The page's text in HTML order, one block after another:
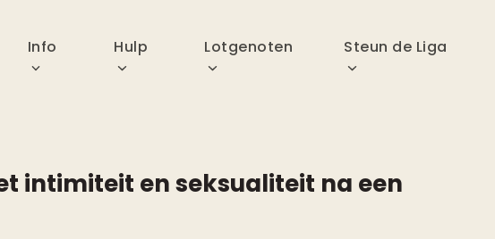
Info Hulp Lotgenoten Steun de Liga
intimiteit en seksualiteit na een